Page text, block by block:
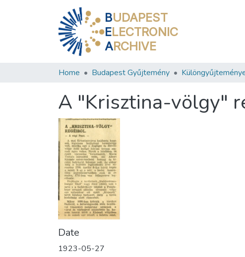
BUDAPEST
ELECTRONIC
ARCHIVE
Home Budapest Gyűjtemény
A "Krisztina-völgy"
Date
1923-05-27